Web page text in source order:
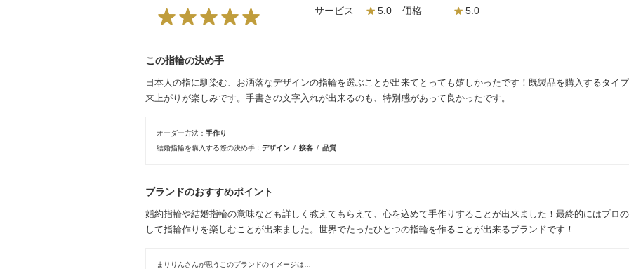
サービス
5.0 価格 5.0
この指輪の決め手
日本人の指に馴染む、お洒落なデザインの指輪を選ぶことが出来てとっても嬉しかったです！既製品を購入するタイ
来上がりが楽しみです。手書きの文字入れが出来るのも、特別感があって良かったです。
オーダー方法
手作り
結婚指輪を購入する際の決め手
デザイン 接客 品質
ブランドのおすすめポイント
婚約指輪や結婚指輪の意味なども詳しく教えてもらえて、心を込めて手作りすることが出来ました！最終的にはプロ
して指輪作りを楽しむことが出来ました。世界でたったひとつの指輪を作ることが出来るブランドです！
まりりんさんが思うこのブランドのイメージは…